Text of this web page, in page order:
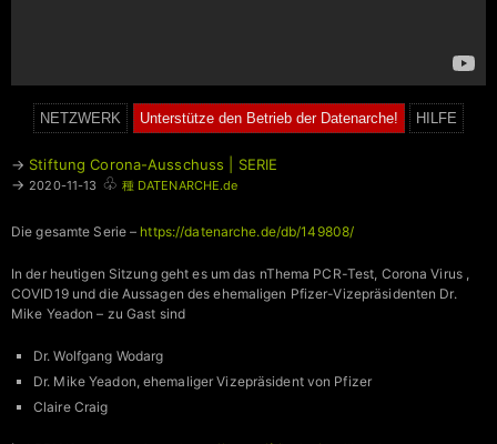
NETZWERK Unterstütze den Betrieb der Datenarche! HILFE
→ Stiftung Corona-Ausschuss | SERIE
→ 2020-11-13 ♧ 種 DATENARCHE.de
Die gesamte Serie – https://datenarche.de/db/149808/
In der heutigen Sitzung geht es um das nThema PCR-Test, Corona Virus ,
COVID19 und die Aussagen des ehemaligen Pfizer-Vizepräsidenten Dr.
Mike Yeadon – zu Gast sind
Dr. Wolfgang Wodarg
Dr. Mike Yeadon, ehemaliger Vizepräsident von Pfizer
Claire Craig